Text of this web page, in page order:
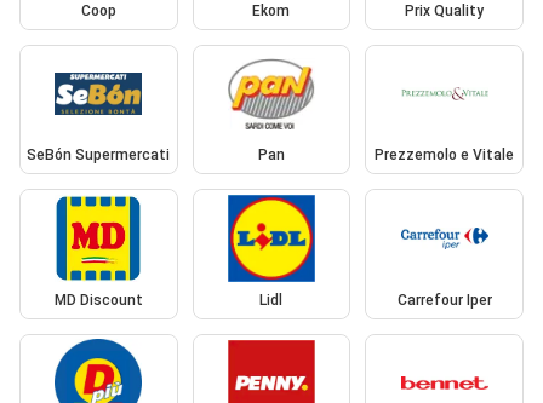
Coop Ekom Prix Quality
SeBón Supermercati Pan Prezzemolo e Vitale
MD Discount Lidl Carrefour Iper